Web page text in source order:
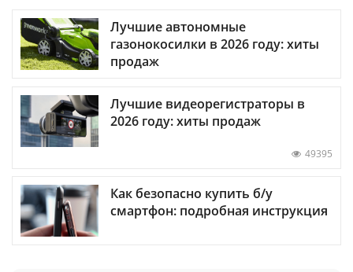
Лучшие автономные
газонокосилки в 2026 году: хиты
продаж
Лучшие видеорегистраторы в
2026 году: хиты продаж
49395
Как безопасно купить б/у
смартфон: подробная инструкция